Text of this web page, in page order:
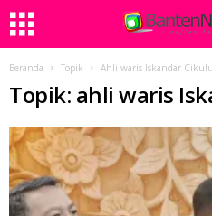
Beranda Topik Ahli waris Iskandar
Topik: ahli waris